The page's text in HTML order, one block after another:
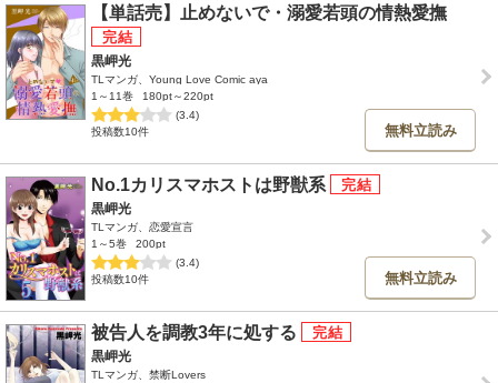
【単話売】止めないで・溺愛若頭の情熱愛撫
黒岬光
TLマンガ、Young Love Comic aya
1～11巻
180pt～220pt
(3.4)
投稿数10件
無料立読み
No.1カリスマホストは野獣系
黒岬光
TLマンガ、恋愛宣言
1～5巻
200pt
(3.4)
投稿数10件
無料立読み
被告人を調教3年に処する
黒岬光
TLマンガ、禁断Lovers